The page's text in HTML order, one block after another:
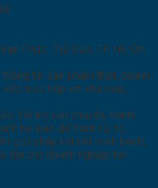
Phúc, Thủ Đức, TP. Hồ Chí
tin sản phẩm thật, doanh
trực tiếp với nhà máy,
Hỗ trợ vận chuyển, thanh
hai bên để tránh rủi ro.
giải pháp kết nối minh bạch,
dài cho doanh nghiệp hai